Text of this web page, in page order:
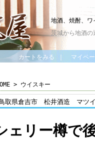
地酒、焼酎、ワ
茨城から地酒の
カートをみる｜ マイペ
> ウイスキー
取県倉吉市 松井酒造 マツ
ェリー樽で